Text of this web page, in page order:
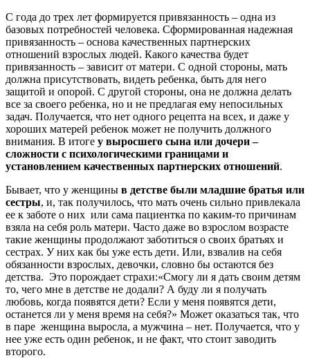
С года до трех лет формируется привязанность – одна из
базовых потребностей человека. Сформированная надежная
привязанность – основа качественных партнерских
отношений взрослых людей. Какого качества будет
привязанность – зависит от матери. С одной стороны, мать
должна присутствовать, видеть ребенка, быть для него
защитой и опорой. С другой стороны, она не должна делать
все за своего ребенка, но и не предлагая ему непосильных
задач. Получается, что нет одного рецепта на всех, и даже у
хороших матерей ребенок может не получить должного
внимания. В итоге у выросшего сына или дочери –
сложности с психологическими границами и
установлением качественных партнерских отношений.
Бывает, что у женщины в детстве были младшие братья или
сестры, и, так получилось, что мать очень сильно привлекала
ее к заботе о них или сама пациентка по каким-то причинам
взяла на себя роль матери. Часто даже во взрослом возрасте
такие женщины продолжают заботиться о своих братьях и
сестрах. У них как бы уже есть дети. Или, взвалив на себя
обязанности взрослых, девочки, словно бы остаются без
детства. Это порождает страхи:«Смогу ли я дать своим детям
то, чего мне в детстве не додали? А буду ли я получать
любовь, когда появятся дети? Если у меня появятся дети,
останется ли у меня время на себя?» Может оказаться так, что
в паре женщина выросла, а мужчина – нет. Получается, что у
нее уже есть один ребенок, и не факт, что стоит заводить
второго.